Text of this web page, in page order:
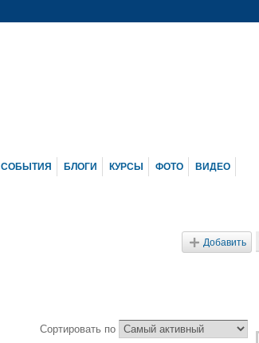
СОБЫТИЯ БЛОГИ КУРСЫ ФОТО ВИДЕО
Добавить
Сортировать по